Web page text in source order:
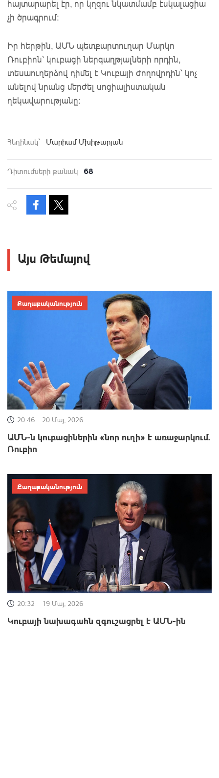
հայտարարել էր, որ կղզու նկատմամբ էսկալացիա
չի ծրագրում։
Իր հերթին, ԱՄՆ պետքարտուղար Մարկո
Ռուբիոն՝ կուբացի ներգաղթյալների որդին,
տեսաուղերձով դիմել է Կուբայի ժողովրդին՝ կոչ
անելով նրանց մերժել սոցիալիստական ​​
ղեկավարությանը։
Հեղինակ` Մարիամ Մխիթարյան
Դիտումների քանակ 68
Այս Թեմայով
20:46 20 Մայ, 2026
ԱՄՆ-ն կուբացիներին «նոր ուղի» է առաջարկում.
Ռուբիո
Քաղաքականություն
20:32 19 Մայ, 2026
Կուբայի նախագահն զգուշացրել է ԱՄՆ-ին
Քաղաքականություն